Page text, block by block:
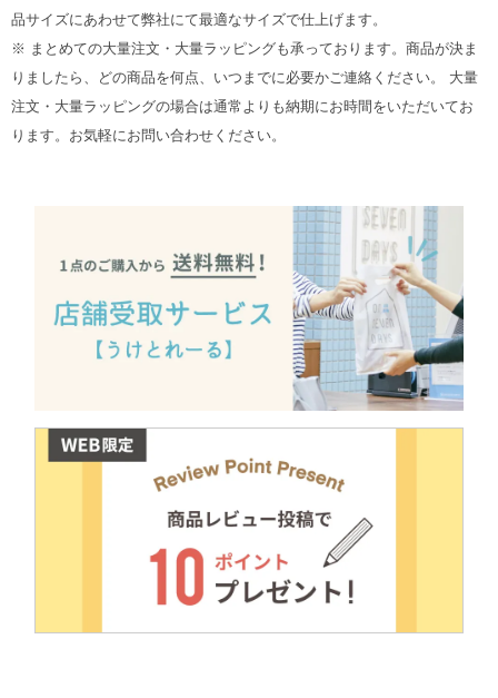
品サイズにあわせて弊社にて最適なサイズで仕上げます。
※ まとめての大量注文・大量ラッピングも承っております。商品が決ま
りましたら、どの商品を何点、いつまでに必要かご連絡ください。 大量
注文・大量ラッピングの場合は通常よりも納期にお時間をいただいてお
ります。お気軽にお問い合わせください。